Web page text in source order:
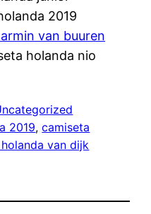
2019, camiseta
van dijk